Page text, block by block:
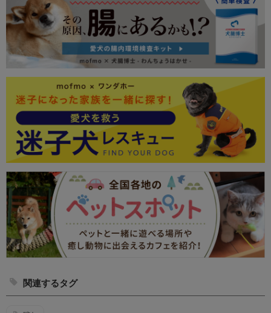
関連するタグ